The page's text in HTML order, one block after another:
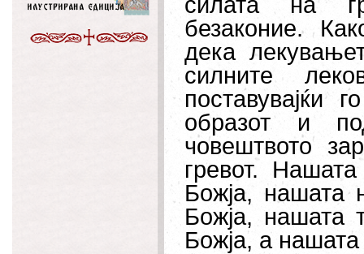
безаконие.
дека
силните
поставувајќи
образот и
човештвото
гревот.
Божја, нашата
Божја, нашата
Божја, а